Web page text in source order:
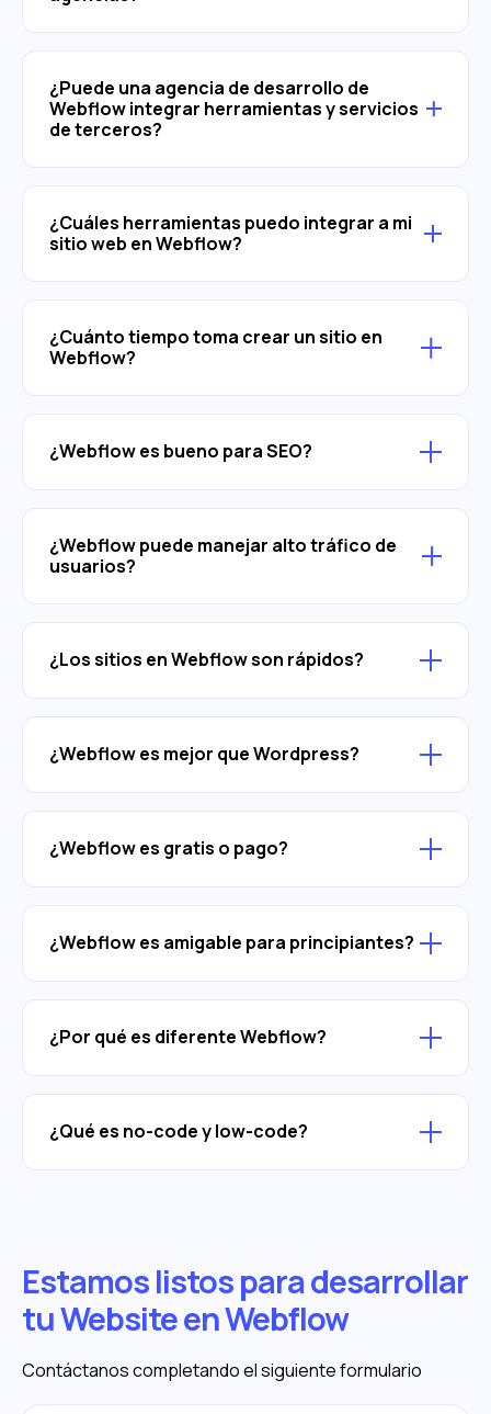
¿Puede una agencia de desarrollo de
Webflow integrar herramientas y servicios
de terceros?
¿Cuáles herramientas puedo integrar a mi
sitio web en Webflow?
¿Cuánto tiempo toma crear un sitio en
Webflow?
¿Webflow es bueno para SEO?
¿Webflow puede manejar alto tráfico de
usuarios?
¿Los sitios en Webflow son rápidos?
¿Webflow es mejor que Wordpress?
¿Webflow es gratis o pago?
¿Webflow es amigable para principiantes?
¿Por qué es diferente Webflow?
¿Qué es no-code y low-code?
Estamos listos para desarrollar
tu Website en Webflow
Contáctanos completando el siguiente formulario